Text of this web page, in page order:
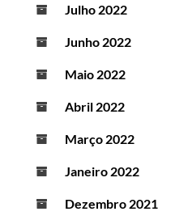
Julho 2022
Junho 2022
Maio 2022
Abril 2022
Março 2022
Janeiro 2022
Dezembro 2021